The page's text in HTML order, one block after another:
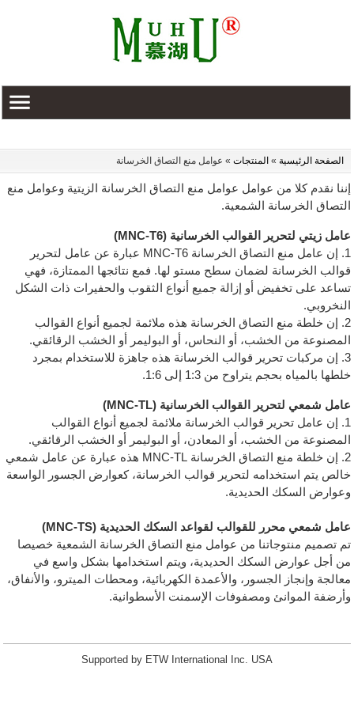
الصفحة الرئيسية» المنتجات» عوامل منع التصاق الخرسانة
إننا نقدم كلا من عوامل عوامل منع التصاق الخرسانة الزيتية وعوامل منع
التصاق الخرسانة الشمعية.
عامل زيتي لتحرير القوالب الخرسانية (MNC-T6)
1. إن عامل منع التصاق الخرسانة MNC-T6 عبارة عن عامل لتحرير
قوالب الخرسانة لضمان سطح مستو لها. فمع نتائجها الممتازة، فهي
تساعد على تخفيض أو إزالة جميع أنواع الثقوب والحفيرات ذات الشكل
النخروبي.
2. إن خلطة منع التصاق الخرسانة هذه ملائمة لجميع أنواع القوالب
المصنوعة من الخشب، أو النحاس، أو البوليمر أو الخشب الرقائقي.
3. إن مركبات تحرير قوالب الخرسانة هذه جاهزة للاستخدام بمجرد
خلطها بالمياه بحجم يتراوح من 1:3 إلى 1:6.
عامل شمعي لتحرير القوالب الخرسانية (MNC-TL)
1. إن عامل تحرير قوالب الخرسانة ملائمة لجميع أنواع القوالب
المصنوعة من الخشب، أو المعادن، أو البوليمر أو الخشب الرقائقي.
2. إن خلطة منع التصاق الخرسانة MNC-TL هذه عبارة عن عامل شمعي
خالص يتم استخدامه لتحرير قوالب الخرسانة، كعوارض الجسور الواسعة
وعوارض السكك الحديدية.
عامل شمعي محرر للقوالب لقواعد السكك الحديدية (MNC-TS)
تم تصميم منتوجاتنا من عوامل منع التصاق الخرسانة الشمعية خصيصا
من أجل عوارض السكك الحديدية، ويتم استخدامها بشكل واسع في
معالجة وإنجاز الجسور، والأعمدة الكهربائية، ومحطات الميترو، والأنفاق،
وأرضفة الموانئ ومصفوفات الإسمنت الأسطوانية.
Supported by ETW International Inc. USA